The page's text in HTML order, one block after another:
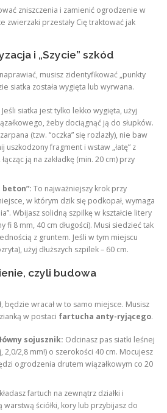
zniszczenia i zamienić ogrodzenie w
zwierzaki przestały Cię traktować jak
i „Szycie” szkód
musisz zidentyfikować „punkty
siatka została wygięta lub wyrwana.
siatka jest tylko lekko wygięta, użyj
żeby dociągnąć ją do słupków.
(tzw. “oczka” się rozlazły), nie baw
uszkodzony fragment i wstaw „łatę” z
ją na zakładkę (min. 20 cm) przy
beton”: To najważniejszy krok przy
w którym dzik się podkopał, wymaga
Wbijasz solidną szpilkę w kształcie litery
fi 8 mm, 40 cm długości). Musi siedzieć tak
z gruntem. Jeśli w tym miejscu
użyj dłuższych szpilek – 60 cm.
czyli budowa
będzie wracał w to samo miejsce. Musisz
w postaci fartucha anty-ryjącego.
sojusznik: Odcinasz pas siatki leśnej
2,0/2,8 mm!) o szerokości 40 cm. Mocujesz
ogrodzenia drutem wiązałkowym co 20
fartuch na zewnątrz działki i
warstwą ściółki, kory lub przybijasz do